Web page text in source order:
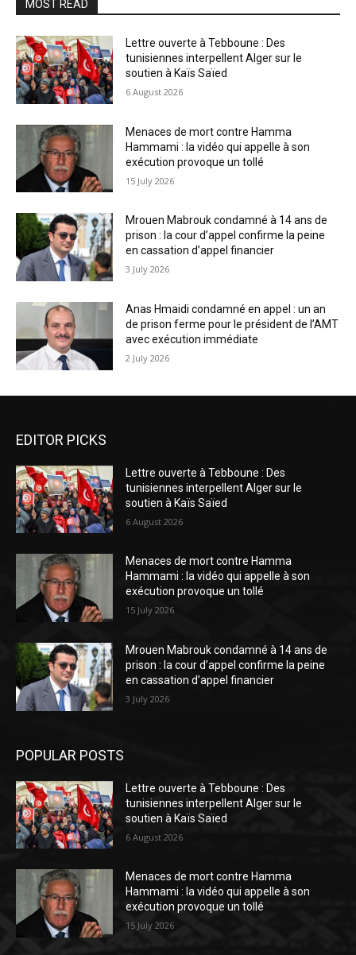
MOST READ
Lettre ouverte à Tebboune : Des
tunisiennes interpellent Alger sur le
soutien à Kaïs Saïed
6 August 2026
Menaces de mort contre Hamma
Hammami : la vidéo qui appelle à son
exécution provoque un tollé
15 July 2026
Mrouen Mabrouk condamné à 14 ans de
prison : la cour d’appel confirme la peine
en cassation d’appel financier
3 July 2026
Anas Hmaidi condamné en appel : un an
de prison ferme pour le président de l’AMT
avec exécution immédiate
2 July 2026
EDITOR PICKS
Lettre ouverte à Tebboune : Des
tunisiennes interpellent Alger sur le
soutien à Kaïs Saïed
6 August 2026
Menaces de mort contre Hamma
Hammami : la vidéo qui appelle à son
exécution provoque un tollé
15 July 2026
Mrouen Mabrouk condamné à 14 ans de
prison : la cour d’appel confirme la peine
en cassation d’appel financier
3 July 2026
POPULAR POSTS
Lettre ouverte à Tebboune : Des
tunisiennes interpellent Alger sur le
soutien à Kaïs Saïed
6 August 2026
Menaces de mort contre Hamma
Hammami : la vidéo qui appelle à son
exécution provoque un tollé
15 July 2026